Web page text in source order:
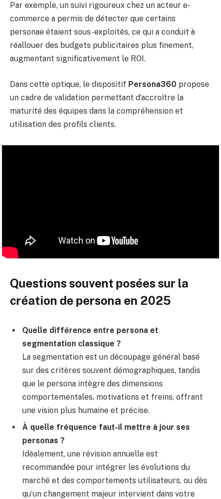
Par exemple, un suivi rigoureux chez un acteur e-
commerce a permis de détecter que certains
personae étaient sous-exploités, ce qui a conduit à
réallouer des budgets publicitaires plus finement,
augmentant significativement le ROI.
Dans cette optique, le dispositif Persona360 propose
un cadre de validation permettant d’accroître la
maturité des équipes dans la compréhension et
utilisation des profils clients.
Questions souvent posées sur la
création de persona en 2025
Quelle différence entre persona et
segmentation classique ?
La segmentation est un découpage général basé
sur des critères souvent démographiques, tandis
que le persona intègre des dimensions
comportementales, motivations et freins, offrant
une vision plus humaine et précise.
À quelle fréquence faut-il mettre à jour ses
personas ?
Idéalement, une révision annuelle est
recommandée pour intégrer les évolutions du
marché et des comportements utilisateurs, ou dès
qu’un changement majeur intervient dans votre